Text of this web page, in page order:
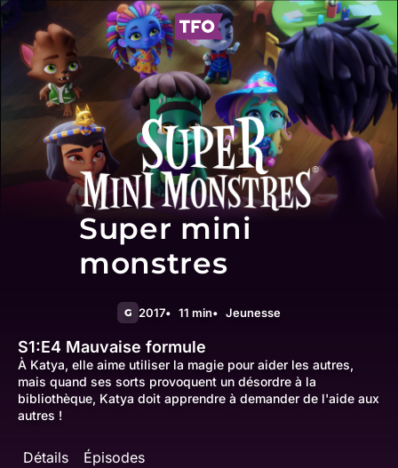
Super mini
monstres
G 2017 11 min Jeunesse
S1:E4 Mauvaise formule
À Katya, elle aime utiliser la magie pour aider les autres,
mais quand ses sorts provoquent un désordre à la
bibliothèque, Katya doit apprendre à demander de l'aide aux
autres !
Détails Épisodes